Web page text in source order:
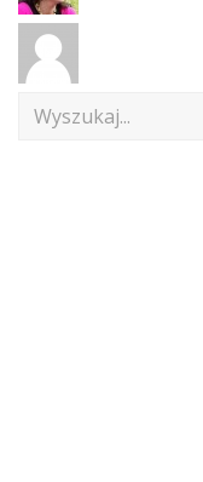
Search